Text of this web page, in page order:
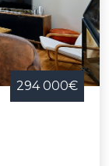
294 000€